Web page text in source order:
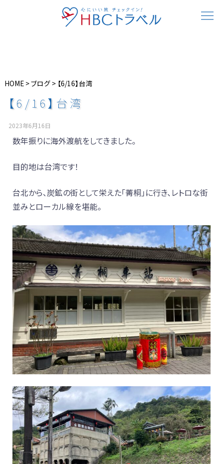
HOME>ブログ> 【6/16】台湾
【6/16】台湾
2023年6月16日
数年振りに海外渡航をしてきました。
目的地は台湾です！
台北から、炭鉱の街として栄えた「菁桐」に行き、レトロな街
並みとローカル線を堪能。